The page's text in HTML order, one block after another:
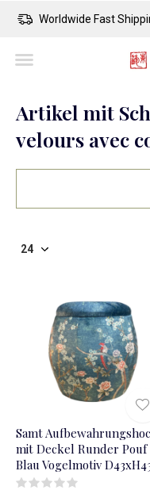
Worldwide Fast
Artikel mit
velours avec
Samt
mit Deckel Runder Pouf
Blau Vogelmotiv